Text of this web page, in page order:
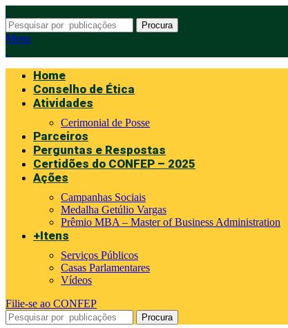
Procura
Menu
Home
Conselho de Ética
Atividades
Cerimonial de Posse
Parceiros
Perguntas e Respostas
Certidões do CONFEP – 2025
Ações
Campanhas Sociais
Medalha Getúlio Vargas
Prêmio MBA – Master of Business Administration
+Itens
Serviços Públicos
Casas Parlamentares
Vídeos
Filie-se ao CONFEP
Procura